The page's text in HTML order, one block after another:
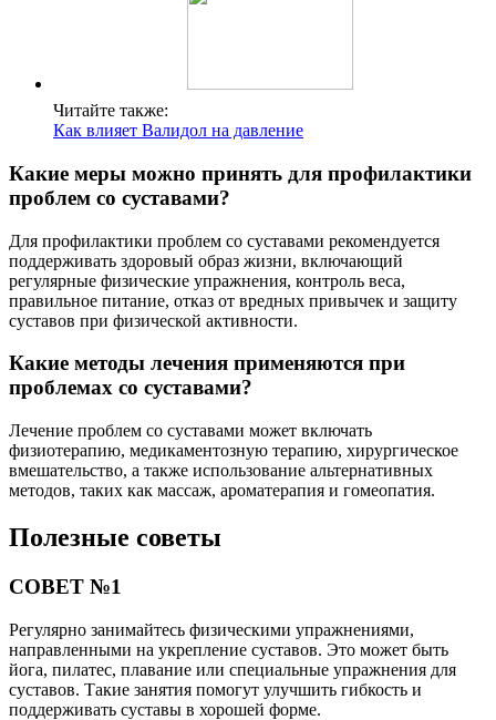
Читайте также:
Как влияет Валидол на давление
Какие меры можно принять для профилактики
проблем со суставами?
Для профилактики проблем со суставами рекомендуется
поддерживать здоровый образ жизни, включающий
регулярные физические упражнения, контроль веса,
правильное питание, отказ от вредных привычек и защиту
суставов при физической активности.
Какие методы лечения применяются при
проблемах со суставами?
Лечение проблем со суставами может включать
физиотерапию, медикаментозную терапию, хирургическое
вмешательство, а также использование альтернативных
методов, таких как массаж, ароматерапия и гомеопатия.
Полезные советы
СОВЕТ №1
Регулярно занимайтесь физическими упражнениями,
направленными на укрепление суставов. Это может быть
йога, пилатес, плавание или специальные упражнения для
суставов. Такие занятия помогут улучшить гибкость и
поддерживать суставы в хорошей форме.